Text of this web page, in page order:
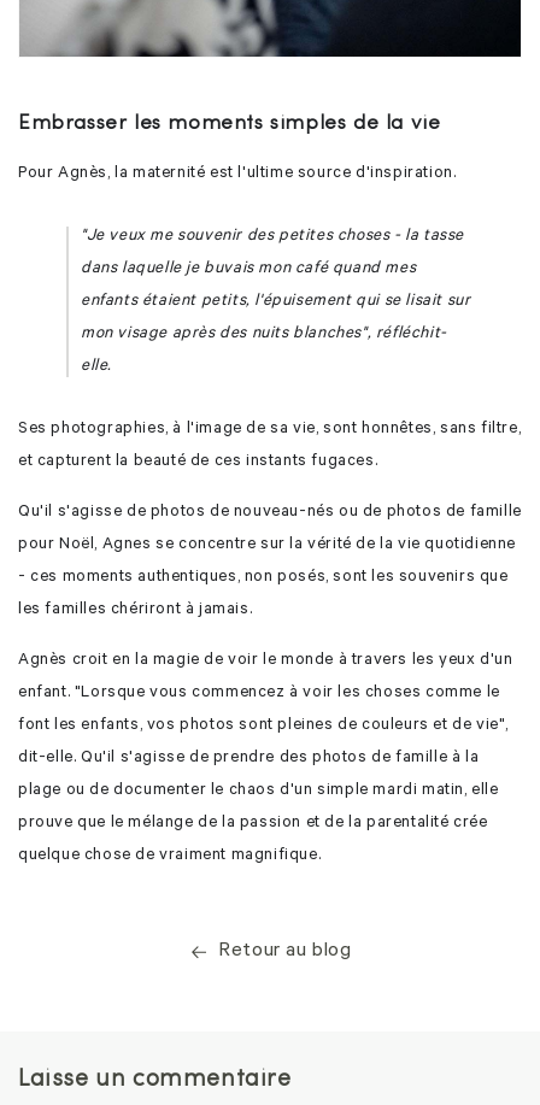
Embrasser les moments simples de la vie
Pour Agnès, la maternité est l'ultime source d'inspiration.
"Je veux me souvenir des petites choses - la tasse
dans laquelle je buvais mon café quand mes
enfants étaient petits, l'épuisement qui se lisait sur
mon visage après des nuits blanches", réfléchit-
elle.
Ses photographies, à l'image de sa vie, sont honnêtes, sans filtre,
et capturent la beauté de ces instants fugaces.
Qu'il s'agisse de photos de nouveau-nés ou de photos de famille
pour Noël, Agnes se concentre sur la vérité de la vie quotidienne
- ces moments authentiques, non posés, sont les souvenirs que
les familles chériront à jamais.
Agnès croit en la magie de voir le monde à travers les yeux d'un
enfant. "Lorsque vous commencez à voir les choses comme le
font les enfants, vos photos sont pleines de couleurs et de vie",
dit-elle. Qu'il s'agisse de prendre desphotos de famille à la
plage ou de documenter le chaos d'un simple mardi matin, elle
prouve que le mélange de la passion et de la parentalité crée
quelque chose de vraiment magnifique.
Retour au blog
Laisse un commentaire